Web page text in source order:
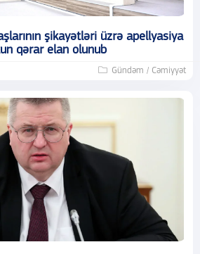
şikayətləri üzrə apellyasiya
qərar elan olunub
Gündəm / Cəmiyyət